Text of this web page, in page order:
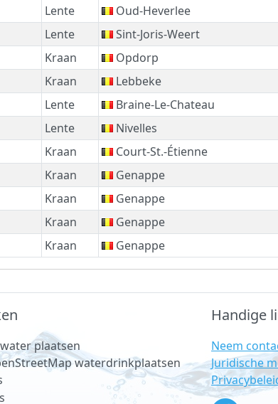
Lente Oud-Heverlee
Lente Sint-Joris-Weert
Kraan Opdorp
Kraan Lebbeke
Lente Braine-Le-Chateau
Lente Nivelles
Kraan Court-St.-Étienne
Kraan Genappe
Kraan Genappe
Kraan Genappe
Kraan Genappe
plaatsen
waterdrinkplaatsen
Handige
Neem
Juridische